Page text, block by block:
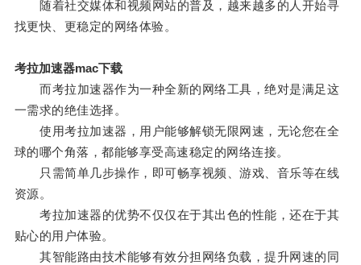
随着社交媒体和视频网站的普及，越来越多的人开始寻
找更快、更稳定的网络体验。
考拉加速器mac下载
而考拉加速器作为一种全新的网络工具，绝对是满足这
一需求的绝佳选择。
使用考拉加速器，用户能够解锁无限网速，无论您在全
球的哪个角落，都能够享受高速稳定的网络连接。
只需简单几步操作，即可畅享视频、游戏、音乐等在线
资源。
考拉加速器的优势不仅仅在于其出色的性能，还在于其
贴心的用户体验。
其智能路由技术能够有效分担网络负载，提升网速的同